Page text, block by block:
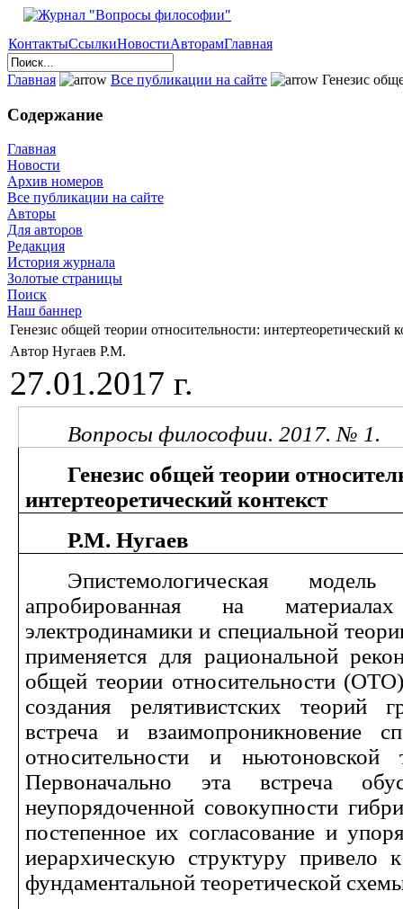
КонтактыСсылкиНовостиАвторамГлавная
Главная Все публикации на сайте Генезис
Содержание
Главная
Новости
Архив номеров
Все публикации на сайте
Авторы
Для авторов
Редакция
История журнала
Золотые страницы
Поиск
Наш баннер
Генезис общей теории относительности: интертеоретический
Автор Нугаев Р.М.
27.01.2017 г.
Вопросы философии. 2017. № 1.
Генезис общей теории
интертеоретический контекст
Р.М. Нугаев
Эпистемологическая
апробированная на материалах
электродинамики и специальной
применяется для рациональной
общей теории относительности
создания релятивистских теорий
встреча и взаимопроникновение
относительности и ньютоновской
Первоначально эта встреча
неупорядоченной совокупности
постепенное их согласование и
иерархическую структуру привело
фундаментальной теоретической